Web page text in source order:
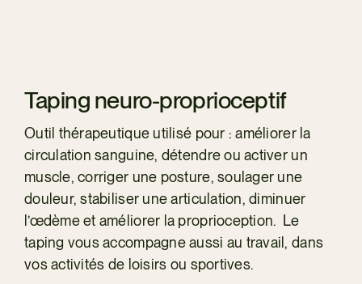
Taping neuro-proprioceptif
Outil thérapeutique utilisé pour : améliorer la
circulation sanguine, détendre ou activer un
muscle, corriger une posture, soulager une
douleur, stabiliser une articulation, diminuer
l’œdème et améliorer la proprioception. Le
taping vous accompagne aussi au travail, dans
vos activités de loisirs ou sportives.